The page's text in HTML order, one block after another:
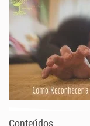
Conteúdos